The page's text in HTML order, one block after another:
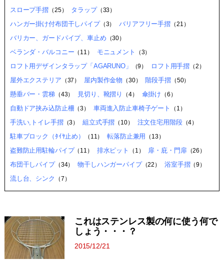
スロープ手摺 （25） タラップ（33）
ハンガー掛け付布団干しパイプ（3） バリアフリー手摺（21）
バリカー、ガードパイプ、車止め （30）
ベランダ・バルコニー （11） モニュメント （3）
ロフト用デザインタラップ「AGARUNO」 （9） ロフト用手摺 （2）
屋外エクステリア （37） 屋内製作金物 （30） 階段手摺（50）
懸垂バー・雲梯（43） 見切り、靴摺り （4） 傘掛け （6）
自動ドア挟み込防止柵 （3） 車両進入防止車椅子ゲート （1）
手洗い,トイレ手摺（3） 組立式手摺 （10） 注文住宅用階段（4）
駐車ブロック（ﾀｲﾔ止め） （11） 転落防止兼用 （13）
盗難防止用駐輪パイプ（11） 排水ピット （1） 扉・庇・門扉（26）
布団干しパイプ（34） 物干しハンガーパイプ（22） 浴室手摺（9）
流し台、シンク （7）
これはステンレス製の何に使う何で
しょう・・・？
2015/12/21